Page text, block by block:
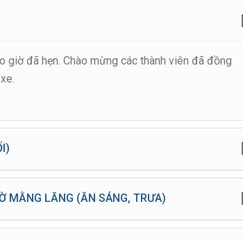
đã hẹn. Chào mừng các thành viên đã đồng
khởi hành đi QUY NHƠN. Trên đường di chuyển
MŨI ĐIỆN, NGẮM NÚI ĐÁ BIA, VỊNH VŨNG RÔ…
MẰNG LĂNG (ĂN SÁNG, TRƯA)
con đường ven biển về phía Nam Bình Định - Bắc